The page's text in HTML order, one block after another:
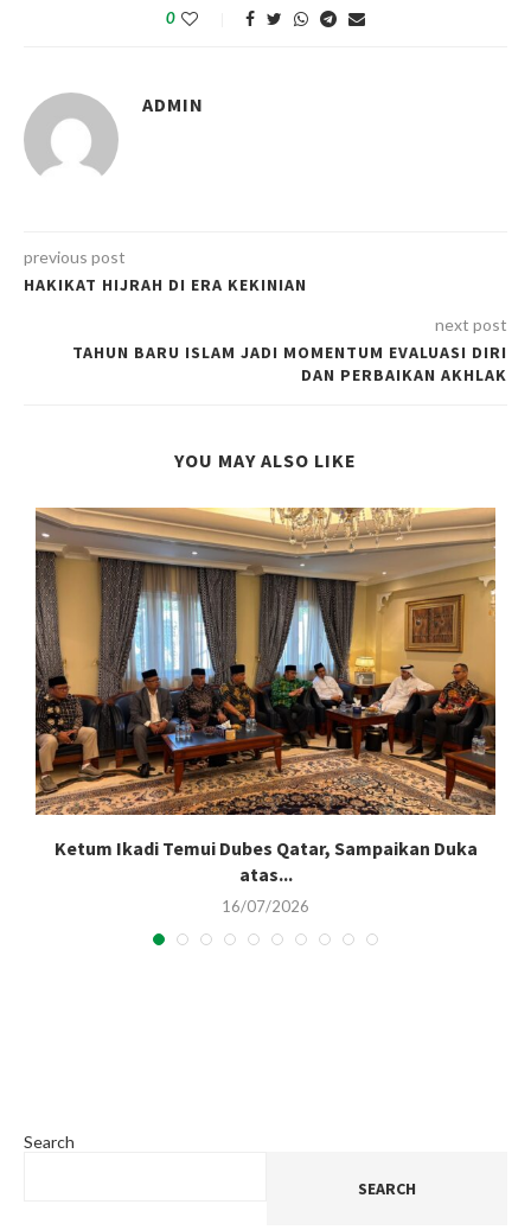
0
ADMIN
previous post
HAKIKAT HIJRAH DI ERA KEKINIAN
next post
TAHUN BARU ISLAM JADI MOMENTUM EVALUASI DIRI
DAN PERBAIKAN AKHLAK
YOU MAY ALSO LIKE
Ketum Ikadi Temui Dubes Qatar, Sampaikan Duka
atas...
16/07/2026
Search
SEARCH